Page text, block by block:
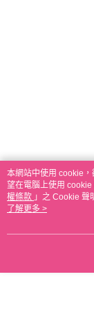
本網站中使用 cookie
望在電腦上使用
權條款 」之 Cookie 聲
用條款之 Cookie 聲明
了解更多 >